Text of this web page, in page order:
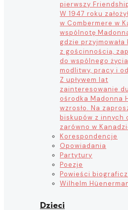
pierwszy
W 1947 roku
w Combermere w
wspólnotę
gdzie przyjmowała
z gościnnością,
do wspólnego
modlitwy, pracy i
Z upływem lat
zainteresowanie
ośrodka Madonna
wzrosło. Na
biskupów z innych
zarówno w
Korespondencje
Opowiadania
Partytury
Poezje
Powieści
Wilhelm
Dzieci